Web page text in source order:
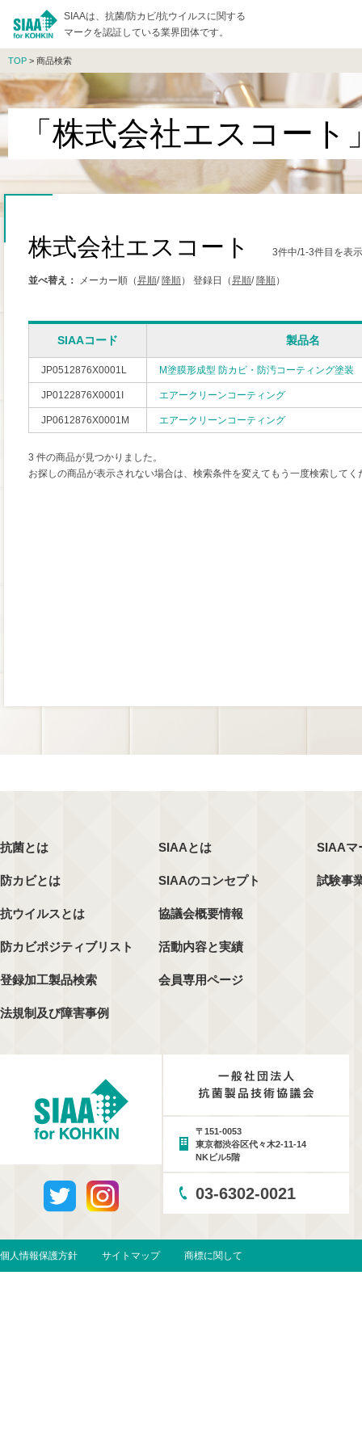
SIAAは、抗菌/防カビ/抗ウイルスに関する
マークを認証している業界団体です。
TOP > 商品検索
「株式会社エスコー
株式会社エスコート 3件中/1-3件目を表
並べ替え： メーカー順（昇順/ 降順） 登録日（昇順/ 降順）
SIAAコード 製品名
JP0512876X0001L M塗膜形成型 防カビ・防汚コーティング塗装
JP0122876X0001I エアークリーンコーティング
JP0612876X0001M エアークリーンコーティング
3 件の商品が見つかりました。
お探しの商品が表示されない場合は、検索条件を変えてもう一度検索してく
抗菌とは
防カビとは
抗ウイルスとは
防カビポジティブリスト
登録加工製品検索
法規制及び障害事例
SIAAとは
SIAAのコンセプト
協議会概要情報
活動内容と実績
会員専用ページ
SIAAマ
試験事
〒151-0053
東京都渋谷区代々木2-11-14
NKビル5階
03-6302-0021
個人情報保護方針 サイトマップ 商標に関して